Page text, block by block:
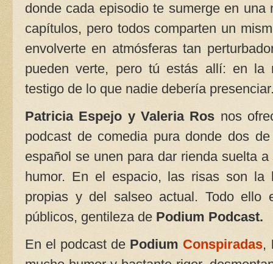
donde cada episodio te sumerge en
capítulos, pero todos comparten un
envolverte en atmósferas tan
pueden verte, pero tú estás allí: en la
testigo de lo que nadie debería
Patricia Espejo y Valeria Ros nos
podcast de comedia pura donde dos
español se unen para dar rienda suelta
humor. En el espacio, las risas son la
propias y del salseo actual. Todo ello
públicos, gentileza de Podium Podcast.
En el podcast de Podium Conspiradas,